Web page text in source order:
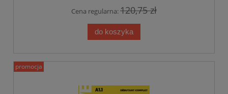
Cena regularna:120,75 zł
do koszyka
promocja